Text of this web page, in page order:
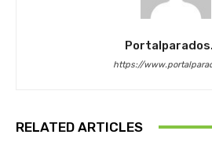
https://
RELATED ARTICLES